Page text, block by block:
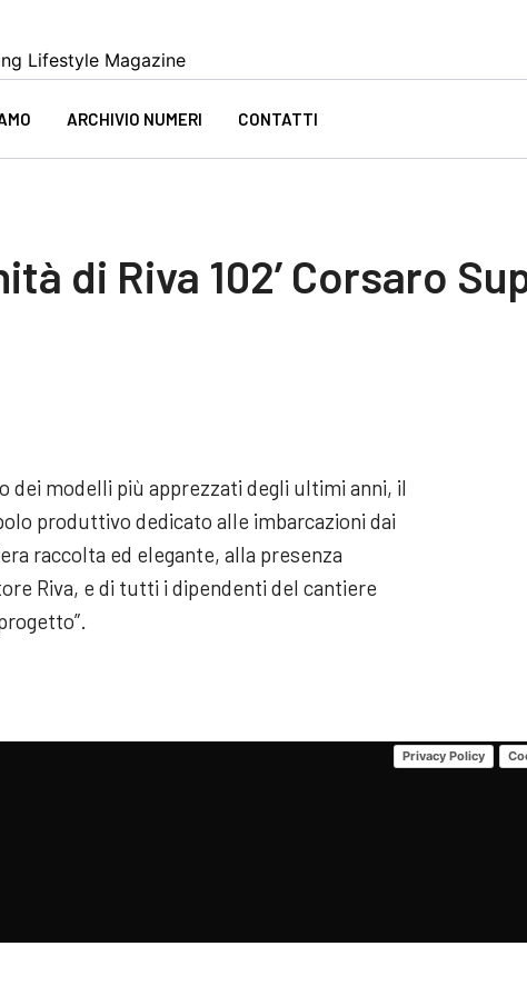
ARCHIVIO NUMERI CONTATTI
di Riva 102’ Corsaro
dei modelli più apprezzati degli ultimi anni, il
produttivo dedicato alle imbarcazioni dai
raccolta ed elegante, alla presenza
Riva, e di tutti i dipendenti del cantiere
Privacy Policy